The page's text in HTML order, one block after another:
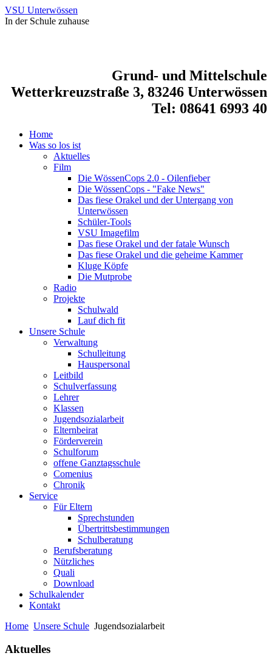
VSU Unterwössen
In der Schule zuhause
Grund- und Mittelschule
Wetterkreuzstraße 3, 83246 Unterwössen
Tel: 08641 6993 40
Home
Was so los ist
Aktuelles
Film
Die WössenCops 2.0 - Oilenfieber
Die WössenCops - "Fake News"
Das fiese Orakel und der Untergang von
Unterwössen
Schüler-Tools
VSU Imagefilm
Das fiese Orakel und der fatale Wunsch
Das fiese Orakel und die geheime Kammer
Kluge Köpfe
Die Mutprobe
Radio
Projekte
Schulwald
Lauf dich fit
Unsere Schule
Verwaltung
Schulleitung
Hauspersonal
Leitbild
Schulverfassung
Lehrer
Klassen
Jugendsozialarbeit
Elternbeirat
Förderverein
Schulforum
offene Ganztagsschule
Comenius
Chronik
Service
Für Eltern
Sprechstunden
Übertrittsbestimmungen
Schulberatung
Berufsberatung
Nützliches
Quali
Download
Schulkalender
Kontakt
Home Unsere Schule Jugendsozialarbeit
Aktuelles